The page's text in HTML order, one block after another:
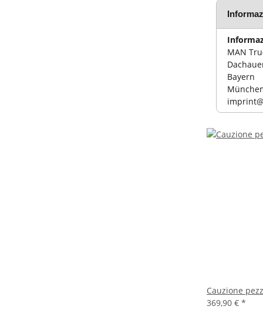
MAN
Bayern
Cauzione
369,90 € *